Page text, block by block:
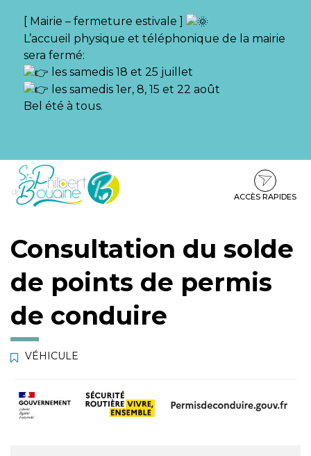
[ Mairie – fermeture estivale ]
L’accueil physique et téléphonique de la mairie
sera fermé:
les samedis 18 et 25 juillet
les samedis 1er, 8, 15 et 22 août
Bel été à tous.
Aller
Aller
contenu
Aller
pied
ACCÈS RAPIDES
Consultation du solde
de points de permis
de conduire
VÉHICULE